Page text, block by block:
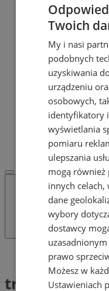
Śląska
OGŁOSZENIA
Dodaj
POLECAMY
REKLAMA
WSPÓŁPRACA
Tag: trudne
trudne
Twoich
My i nasi
podobnych
uzyskiwania
urządzeniu
osobowych,
identyfikatory
wyświetlania
pomiaru
ulepszania
mogą również
innych
dane
wybory
dostawcy
prawo
Możesz w
Ustawieniach